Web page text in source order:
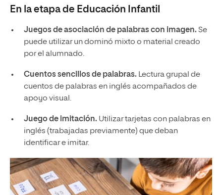
En la etapa de Educación Infantil
Juegos de asociación de palabras con imagen. Se
puede utilizar un dominó mixto o material creado
por el alumnado.
Cuentos sencillos de palabras. Lectura grupal de
cuentos de palabras en inglés acompañados de
apoyo visual.
Juego de imitación. Utilizar tarjetas con palabras en
inglés (trabajadas previamente) que deban
identificar e imitar.